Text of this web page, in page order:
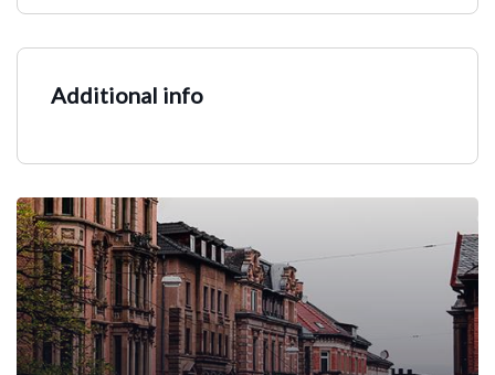
Additional info